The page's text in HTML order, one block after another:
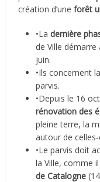
création d’uneforêt
•Ladernière
de Ville démarre
juin.
•Ils concernent
parvis.
•Depuis le 16
rénovation des
pleine terre, la
autour de
•Le parvis doit
la Ville, comme
de Catalogne